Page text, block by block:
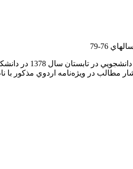
76-79
حضور در اولين